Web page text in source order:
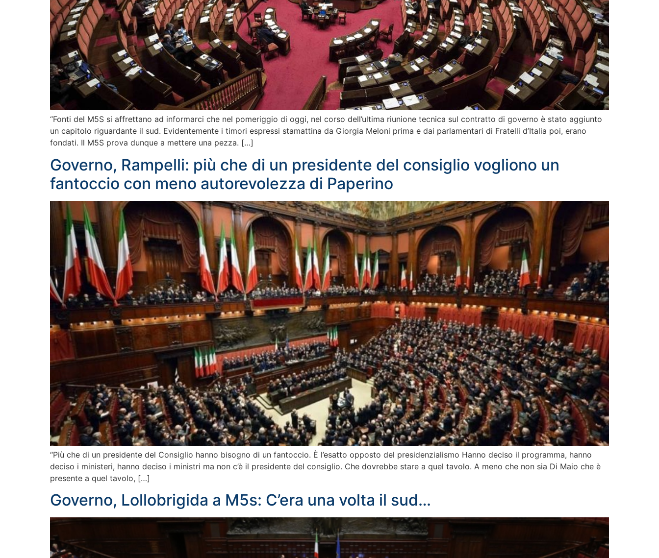
“Fonti del M5S si affrettano ad informarci che nel pomeriggio di oggi, nel corso dell’ultima riunione tecnica sul contratto di governo è stato aggiunto
un capitolo riguardante il sud. Evidentemente i timori espressi stamattina da Giorgia Meloni prima e dai parlamentari di Fratelli d’Italia poi, erano
fondati. Il M5S prova dunque a mettere una pezza. […]
Governo, Rampelli: più che di un presidente del consiglio vogliono un
fantoccio con meno autorevolezza di Paperino
“Più che di un presidente del Consiglio hanno bisogno di un fantoccio. È l’esatto opposto del presidenzialismo Hanno deciso il programma, hanno
deciso i ministeri, hanno deciso i ministri ma non c’è il presidente del consiglio. Che dovrebbe stare a quel tavolo. A meno che non sia Di Maio che è
presente a quel tavolo, […]
Governo, Lollobrigida a M5s: C’era una volta il sud…